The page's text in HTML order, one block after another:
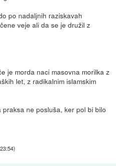
po nadaljnih raziskavah
veje ali da se je družil z
je morda naci masovna morilka z
let, z radikalnim islamskim
ne posluša, ker pol bi bilo
)